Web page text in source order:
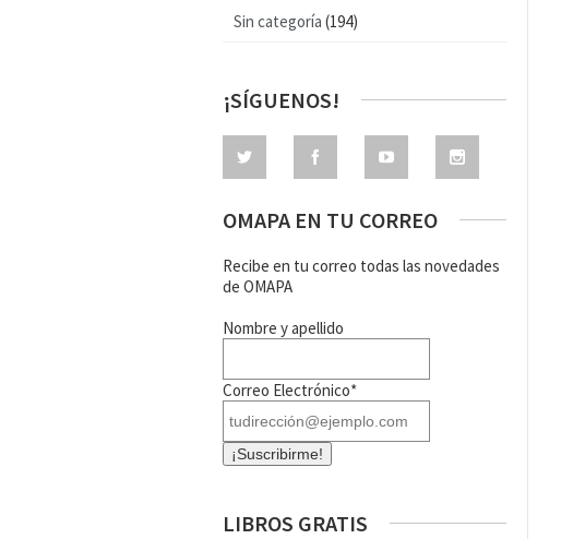
Sin categoría (194)
¡SÍGUENOS!
OMAPA EN TU CORREO
Recibe en tu correo todas las novedades
de OMAPA
Nombre y apellido
Correo Electrónico*
LIBROS GRATIS